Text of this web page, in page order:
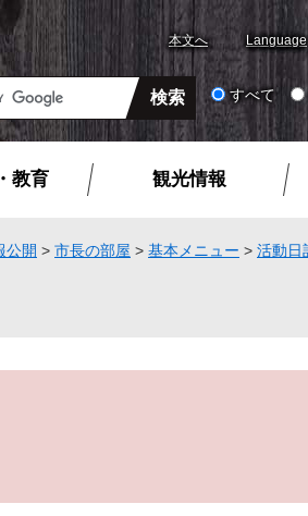
本文へ Language
すべて
教育 観光情報
公開 > 市長の部屋 > 基本メニュー > 活動日